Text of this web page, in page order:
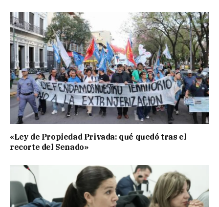
«Ley de Propiedad Privada: qué quedó tras el
recorte del Senado»